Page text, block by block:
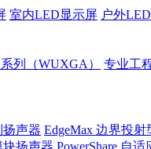
室内LED显示屏 户外
列（WUXGA） 专业工
扬声器 EdgeMax 边界投
块扬声器 PowerShare 自